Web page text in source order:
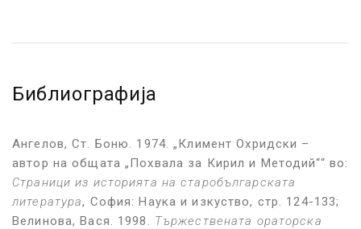
Библиографија
Ангелов, Ст. Боню. 1974. „Климент Охридски –
автор на общата „Похвала за Кирил и Методий““ во:
Страници из историята на старобългарската
литература, София: Наука и изкуство, стр. 124-133;
Велинова, Вася. 1998. Тържествената ораторска